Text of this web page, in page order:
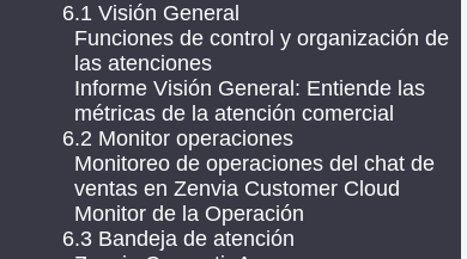
6.1 Visión General
Funciones de control y organización de
las atenciones
Informe Visión General: Entiende las
métricas de la atención comercial
6.2 Monitor operaciones
Monitoreo de operaciones del chat de
ventas en Zenvia Customer Cloud
Monitor de la Operación
6.3 Bandeja de atención